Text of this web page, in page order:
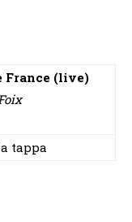
France (live)
tappa